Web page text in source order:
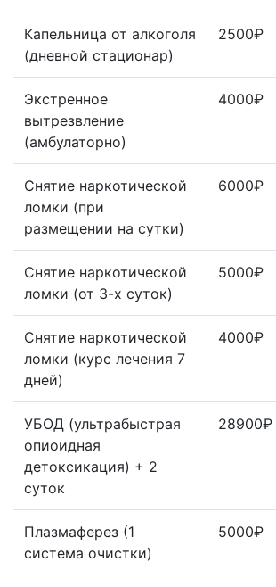
Капельница от алкоголя
(дневной стационар)
2500₽
Экстренное
вытрезвление
(амбулаторно)
4000₽
Снятие наркотической
ломки (при
размещении на сутки)
6000₽
Снятие наркотической
ломки (от 3-х суток)
5000₽
Снятие наркотической
ломки (курс лечения 7
дней)
4000₽
УБОД (ультрабыстрая
опиоидная
детоксикация) + 2
суток
28900₽
Плазмаферез (1
система очистки)
5000₽